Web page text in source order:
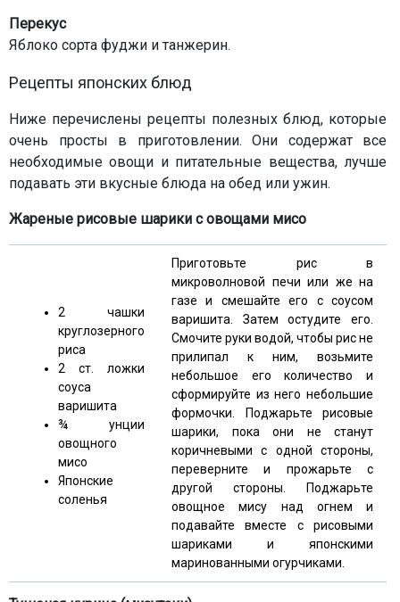
Перекус
Яблоко сорта фуджи и танжерин.
Рецепты японских блюд
Ниже перечислены рецепты полезных блюд, которые
очень просты в приготовлении. Они содержат все
необходимые овощи и питательные вещества, лучше
подавать эти вкусные блюда на обед или ужин.
Жареные рисовые шарики с овощами мисо
2 чашки
круглозерного
риса
2 ст. ложки
соуса
варишита
¾ унции
овощного
мисо
Японские
соленья
Приготовьте рис в
микроволновой печи или же на
газе и смешайте его с соусом
варишита. Затем остудите его.
Смочите руки водой, чтобы рис не
прилипал к ним, возьмите
небольшое его количество и
сформируйте из него небольшие
формочки. Поджарьте рисовые
шарики, пока они не станут
коричневыми с одной стороны,
переверните и прожарьте с
другой стороны. Поджарьте
овощное мису над огнем и
подавайте вместе с рисовыми
шариками и японскими
маринованными огурчиками.